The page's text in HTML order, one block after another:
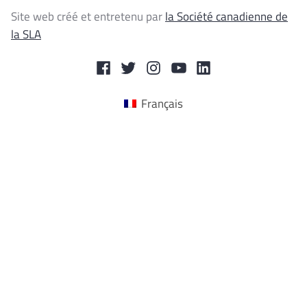
Site web créé et entretenu par la Société canadienne de
la SLA
FacebookTwitterInstagramYouTubeLinkedIn
Français